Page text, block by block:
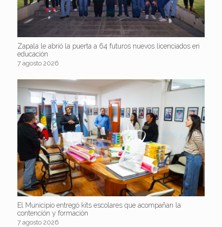
Zapala le abrió la puerta a 64 futuros nuevos licenciados en
educación
7 agosto 2026
El Municipio entregó kits escolares que acompañan la
contención y formación
7 agosto 2026